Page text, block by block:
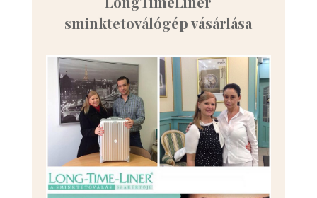
sminktetoválógép vásárlása